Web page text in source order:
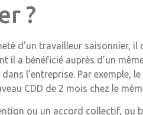
?
d’un travailleur saisonnier,
il a bénéficié auprès d’un
l’entreprise. Par exemple,
CDD de 2 mois chez le
ou un accord collectif, ou